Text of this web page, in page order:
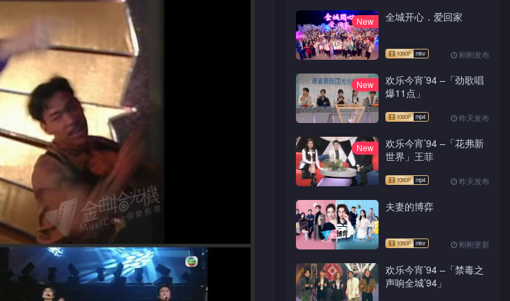
New 全城开心．爱回家
刚刚发布
New
欢乐今宵’94 –「劲歌唱
爆11点」
昨天发布
New
欢乐今宵’94 –「花弗新
世界」王菲
昨天发布
夫妻的博弈
刚刚更新
欢乐今宵’94 –「禁毒之
声响全城’94」